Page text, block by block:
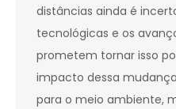
distâncias ainda é
tecnológicas e os
prometem tornar isso
impacto dessa
para o meio ambiente,